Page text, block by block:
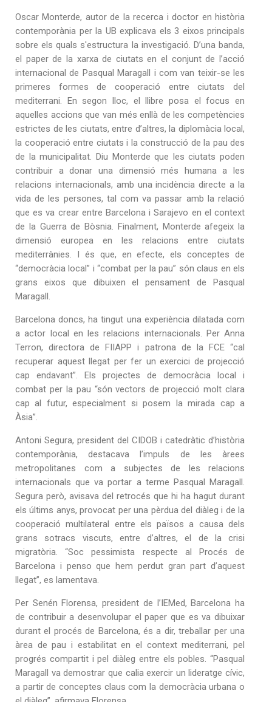
Oscar Monterde, autor de la recerca i doctor en història
contemporània per la UB explicava els 3 eixos principals
sobre els quals s'estructura la investigació. D’una banda,
el paper de la xarxa de ciutats en el conjunt de l’acció
internacional de Pasqual Maragall i com van teixir-se les
primeres formes de cooperació entre ciutats del
mediterrani. En segon lloc, el llibre posa el focus en
aquelles accions que van més enllà de les competències
estrictes de les ciutats, entre d’altres, la diplomàcia local,
la cooperació entre ciutats i la construcció de la pau des
de la municipalitat. Diu Monterde que les ciutats poden
contribuir a donar una dimensió més humana a les
relacions internacionals, amb una incidència directe a la
vida de les persones, tal com va passar amb la relació
que es va crear entre Barcelona i Sarajevo en el context
de la Guerra de Bòsnia. Finalment, Monterde afegeix la
dimensió europea en les relacions entre ciutats
mediterrànies. I és que, en efecte, els conceptes de
“democràcia local” i “combat per la pau” són claus en els
grans eixos que dibuixen el pensament de Pasqual
Maragall.
Barcelona doncs, ha tingut una experiència dilatada com
a actor local en les relacions internacionals. Per Anna
Terron, directora de FIIAPP i patrona de la FCE “cal
recuperar aquest llegat per fer un exercici de projecció
cap endavant”. Els projectes de democràcia local i
combat per la pau “són vectors de projecció molt clara
cap al futur, especialment si posem la mirada cap a
Àsia”.
Antoni Segura, president del CIDOB i catedràtic d’història
contemporània, destacava l’impuls de les àrees
metropolitanes com a subjectes de les relacions
internacionals que va portar a terme Pasqual Maragall.
Segura però, avisava del retrocés que hi ha hagut durant
els últims anys, provocat per una pèrdua del diàleg i de la
cooperació multilateral entre els països a causa dels
grans sotracs viscuts, entre d’altres, el de la crisi
migratòria. “Soc pessimista respecte al Procés de
Barcelona i penso que hem perdut gran part d’aquest
llegat”, es lamentava.
Per Senén Florensa, president de l’IEMed, Barcelona ha
de contribuir a desenvolupar el paper que es va dibuixar
durant el procés de Barcelona, és a dir, treballar per una
àrea de pau i estabilitat en el context mediterrani, pel
progrés compartit i pel diàleg entre els pobles. “Pasqual
Maragall va demostrar que calia exercir un lideratge cívic,
a partir de conceptes claus com la democràcia urbana o